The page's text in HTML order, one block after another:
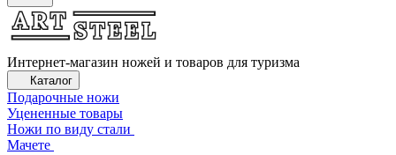
Интернет-магазин ножей и товаров для туризма
Каталог
Подарочные ножи
Уцененные товары
Ножи по виду стали
Мачете